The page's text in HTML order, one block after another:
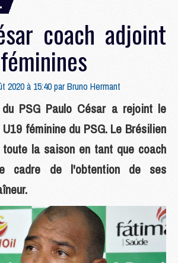
coach adjoint
2020 à 15:40 parBruno Hermant
PSG Paulo César a rejoint le
féminine du PSG. Le Brésilien
la saison en tant que coach
cadre de l'obtention de ses